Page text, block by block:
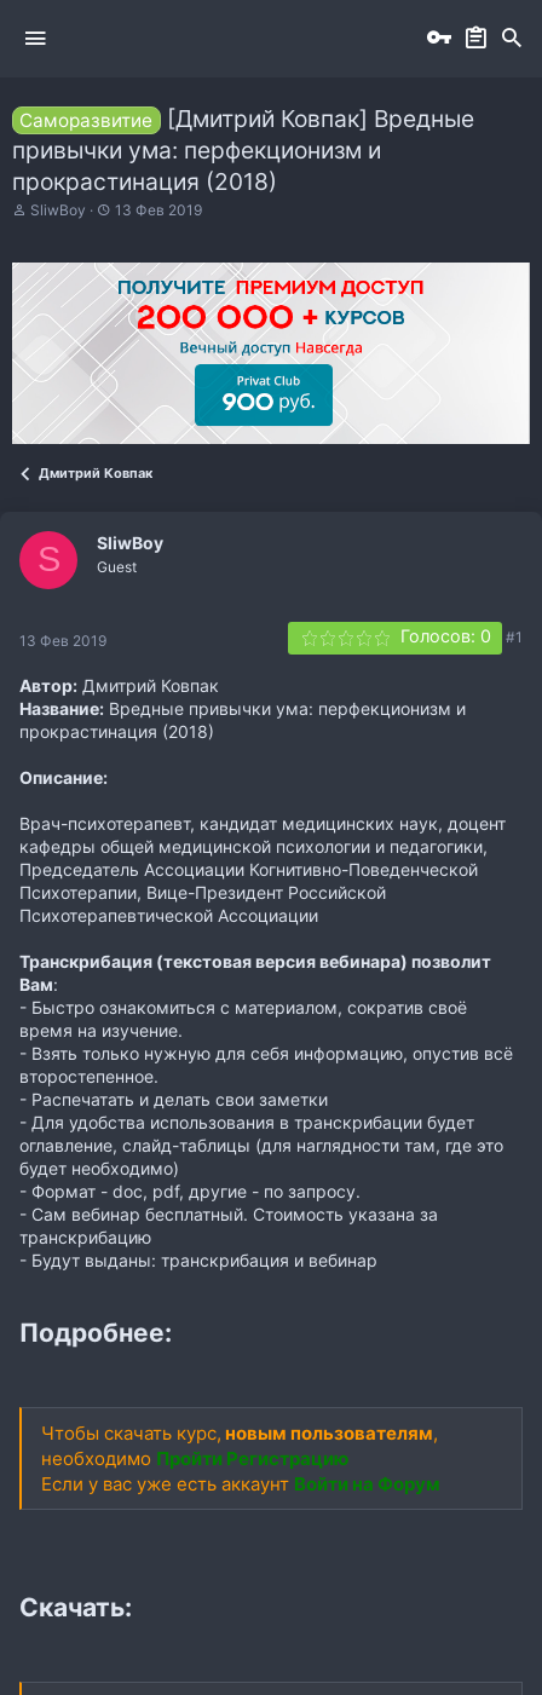
Саморазвитие
[Дмитрий Ковпак] Вредные
привычки ума: перфекционизм и
прокрастинация (2018)
А
о
р
т
е
SliwBoy
Д
а
н
а
ч
а
л
а
13 Фев 2019
Дмитрий Ковпак
S SliwBoy
Guest
13 Фев 2019 Голосов: 0 #1
Автор: Дмитрий Ковпак
Название: Вредные привычки ума: перфекционизм и
прокрастинация (2018)
Описание:
Врач-психотерапевт, кандидат медицинских наук, доцент
кафедры общей медицинской психологии и педагогики,
Председатель Ассоциации Когнитивно-Поведенческой
Психотерапии, Вице-Президент Российской
Психотерапевтической Ассоциации
Транскрибация (текстовая версия вебинара) позволит
Вам:
- Быстро ознакомиться с материалом, сократив своё
время на изучение.
- Взять только нужную для себя информацию, опустив всё
второстепенное.
- Распечатать и делать свои заметки
- Для удобства использования в транскрибации будет
оглавление, слайд-таблицы (для наглядности там, где это
будет необходимо)
- Формат - doc, pdf, другие - по запросу.
- Сам вебинар бесплатный. Стоимость указана за
транскрибацию
- Будут выданы: транскрибация и вебинар
Подробнее:
Чтобы скачать курс, новым пользователям,
необходимо Пройти Регистрацию
Если у вас уже есть аккаунт Войти на Форум
Скачать: